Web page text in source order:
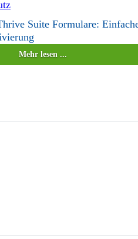
Suite Formulare:
Mehr lesen ...